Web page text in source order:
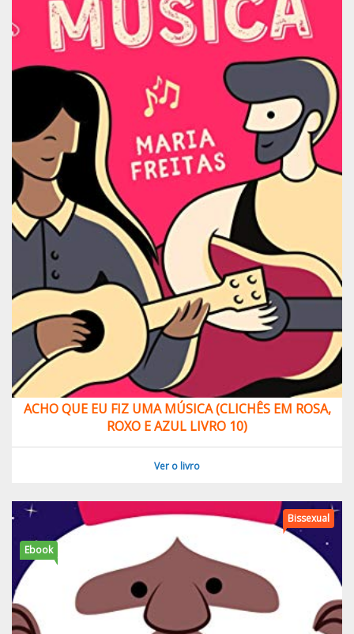
ACHO QUE EU FIZ UMA MÚSICA (CLICHÊS EM ROSA,
ROXO E AZUL LIVRO 10)
Ver o livro
Ebook
Bissexual